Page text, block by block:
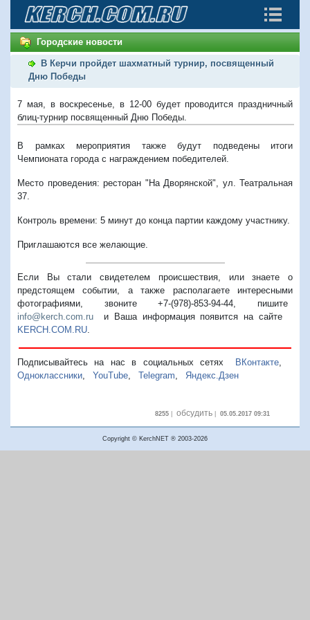
Городские новости
В Керчи пройдет шахматный турнир, посвященный
Дню Победы
7 мая, в воскресенье, в 12-00 будет проводится праздничный
блиц-турнир посвященный Дню Победы.
В рамках мероприятия также будут подведены итоги
Чемпионата города с награждением победителей.
Место проведения: ресторан "На Дворянской", ул. Театральная
37.
Контроль времени: 5 минут до конца партии каждому участнику.
Приглашаются все желающие.
Если Вы стали свидетелем происшествия, или знаете о
предстоящем событии, а также располагаете интересными
фотографиями, звоните +7-(978)-853-94-44, пишите
info@kerch.com.ru и Ваша информация появится на сайте
KERCH.COM.RU
Подписывайтесь на нас в социальных сетях ВКонтакте,
Одноклассники
YouTube Telegram Яндекс.Дзен
8255| обсудить| 05.05.2017 09:31
Copyright © KerchNET ® 2003-2026